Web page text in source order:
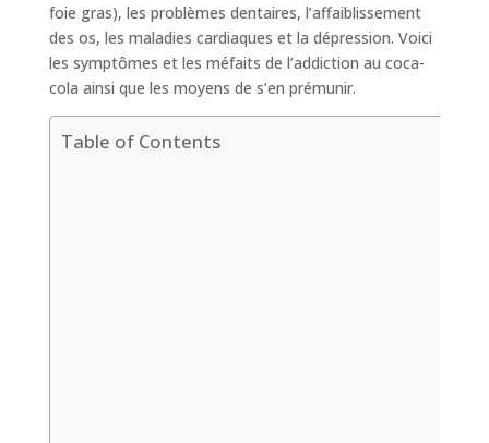
foie gras), les problèmes dentaires, l’affaiblissement
des os, les maladies cardiaques et la dépression. Voici
les symptômes et les méfaits de l’addiction au coca-
cola ainsi que les moyens de s’en prémunir.
Table of Contents